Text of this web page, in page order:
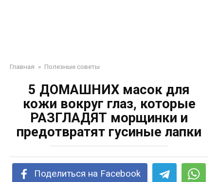
Главная » Полезные советы
5 ДОМАШНИХ масок для
кожи вокруг глаз, которые
РАЗГЛАДЯТ морщинки и
предотвратят гусиные лапки
Поделиться на Facebook